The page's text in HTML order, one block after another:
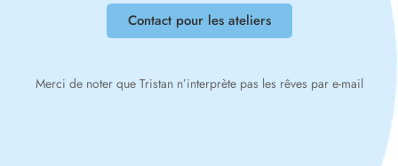
Contact pour les ateliers
Merci de noter que Tristan n’interprète pas les rêves par e-mail